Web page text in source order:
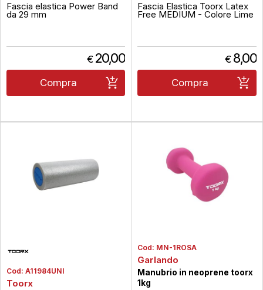
Fascia elastica Power Band
da 29 mm
€ 20,00
Compra
Fascia Elastica Toorx Latex
Free MEDIUM - Colore Lime
€ 8,00
Compra
Cod: A11984UNI
Toorx
Cod: MN-1ROSA
Garlando
Manubrio in neoprene toorx
1kg